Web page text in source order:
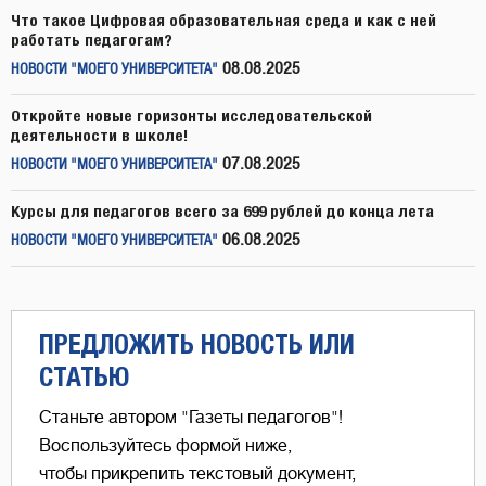
Что такое Цифровая образовательная среда и как с ней
работать педагогам?
НОВОСТИ "МОЕГО УНИВЕРСИТЕТА" 08.08.2025
Откройте новые горизонты исследовательской
деятельности в школе!
НОВОСТИ "МОЕГО УНИВЕРСИТЕТА" 07.08.2025
Курсы для педагогов всего за 699 рублей до конца лета
НОВОСТИ "МОЕГО УНИВЕРСИТЕТА" 06.08.2025
ПРЕДЛОЖИТЬ НОВОСТЬ ИЛИ
СТАТЬЮ
Станьте автором "Газеты педагогов"!
Воспользуйтесь формой ниже,
чтобы прикрепить текстовый документ,